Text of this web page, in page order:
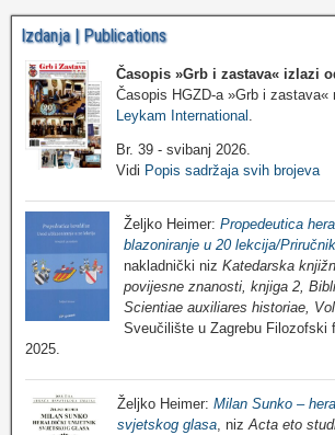
Izdanja | Publications
Časopis »Grb i zastava« izlazi
Časopis HGZD-a »Grb i zastava«
Leykam International
Br. 39 - svibanj 2026.
Vidi Popis sadržaja svih brojeva
Željko Heimer: Propedeutica
blazoniranje u 20 lekcija/
nakladnički niz Katedarska
povijesne znanosti, knjiga 2,
Scientiae auxiliares historiae,
Sveučilište u Zagrebu Filozofski
2025.
Željko Heimer: Milan Sunko –
svjetskog glasa , niz Acta eto